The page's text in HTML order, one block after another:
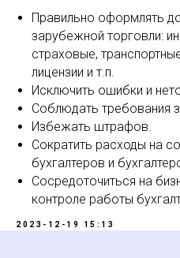
Правильно оформлять
зарубежной торговли:
страховые,
лицензии и т.п.
Исключить ошибки и
Соблюдать требования
Избежать штрафов.
Сократить расходы на
бухгалтеров и
Сосредоточиться на
контроле работы
2023-12-19 15:13